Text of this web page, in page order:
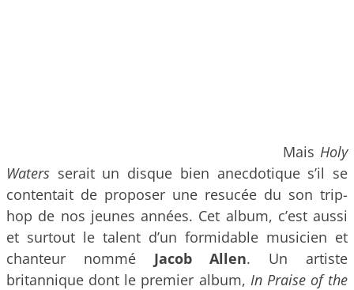
Mais Holy
Waters serait un disque bien anecdotique s’il se
contentait de proposer une resucée du son trip-
hop de nos jeunes années. Cet album, c’est aussi
et surtout le talent d’un formidable musicien et
chanteur nommé Jacob Allen. Un artiste
britannique dont le premier album, In Praise of the